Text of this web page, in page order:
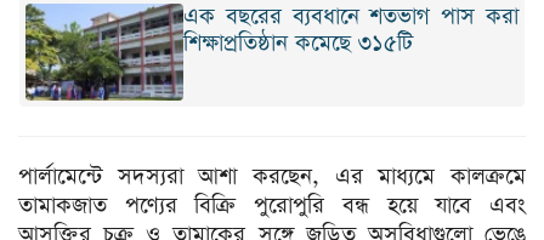
এক বছরের ব্যবধানে শতভাগ পাস করা
শিক্ষাপ্রতিষ্ঠান কমেছে ৩১৫টি
পার্লামেন্টে সদস্যরা আশা করছেন, এর মাধ্যমে কালক্রমে
তামাকজাত পণ্যের বিক্রি পুরোপুরি বন্ধ হয়ে যাবে এবং